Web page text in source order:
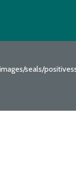
seals/